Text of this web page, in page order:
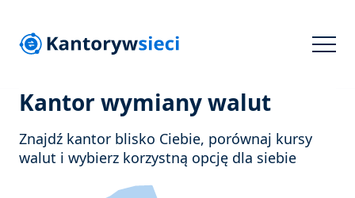
Kantor wymiany walut
Znajdź kantor blisko Ciebie, porównaj kursy
walut i wybierz korzystną opcję dla siebie